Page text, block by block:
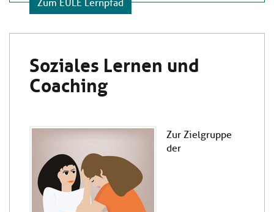
Zum EULE Lernpfad
Soziales Lernen und
Coaching
Zur Zielgruppe
der